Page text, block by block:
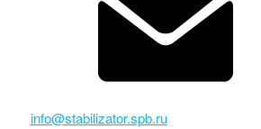
info@stabilizator.spb.ru